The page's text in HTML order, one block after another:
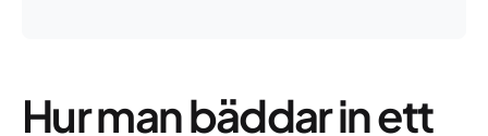
Hur man bäddar in ett